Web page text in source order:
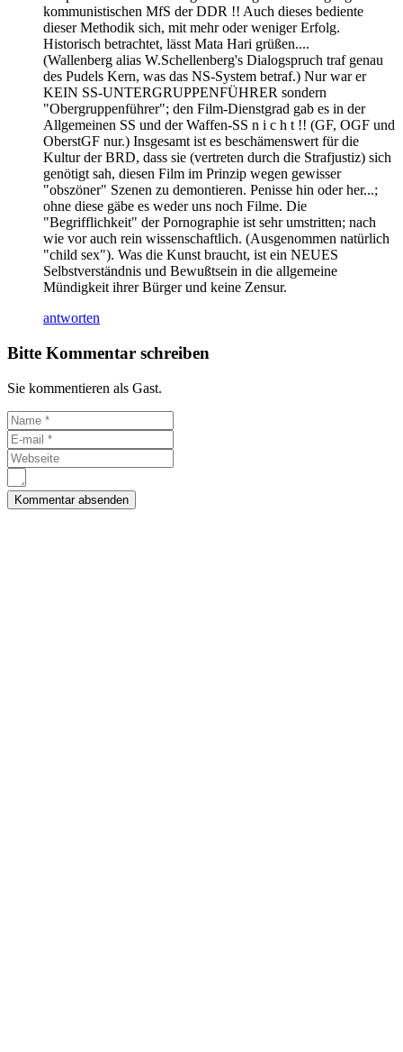
kommunistischen MfS der DDR !! Auch dieses bediente
dieser Methodik sich, mit mehr oder weniger Erfolg.
Historisch betrachtet, lässt Mata Hari grüßen....
(Wallenberg alias W.Schellenberg's Dialogspruch traf genau
des Pudels Kern, was das NS-System betraf.) Nur war er
KEIN SS-UNTERGRUPPENFÜHRER sondern
"Obergruppenführer"; den Film-Dienstgrad gab es in der
Allgemeinen SS und der Waffen-SS n i c h t !! (GF, OGF und
OberstGF nur.) Insgesamt ist es beschämenswert für die
Kultur der BRD, dass sie (vertreten durch die Strafjustiz) sich
genötigt sah, diesen Film im Prinzip wegen gewisser
"obszöner" Szenen zu demontieren. Penisse hin oder her...;
ohne diese gäbe es weder uns noch Filme. Die
"Begrifflichkeit" der Pornographie ist sehr umstritten; nach
wie vor auch rein wissenschaftlich. (Ausgenommen natürlich
"child sex"). Was die Kunst braucht, ist ein NEUES
Selbstverständnis und Bewußtsein in die allgemeine
Mündigkeit ihrer Bürger und keine Zensur.
antworten
Bitte Kommentar schreiben
Sie kommentieren als Gast.